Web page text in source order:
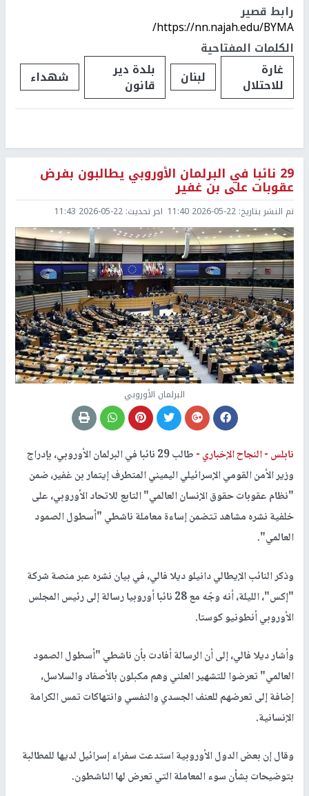
رابط قصير
https://nn.najah.edu/BYMA/
الكلمات المفتاحية
غارة
للاحتلال لبنان بلدة دير
قانون شهداء
29 نائبا في البرلمان الأوروبي يطالبون بفرض
عقوبات على بن غفير
تم النشر بتاريخ: 2026-05-22 11:40 اخر تحديث: 2026-05-22 11:43
البرلمان الأوروبي
نابلس -النجاح الإخباري -
طالب 29 نائبا في البرلمان الأوروبي، بإدراج
وزير الأمن القومي الإسرائيلي اليميني المتطرف إيتمار بن غفير، ضمن
"نظام عقوبات حقوق الإنسان العالمي" التابع للاتحاد الأوروبي، على
خلفية نشره مشاهد تتضمن إساءة معاملة ناشطي "أسطول الصمود
العالمي".
وذكر النائب الإيطالي دانيلو ديلا فالي، في بيان نشره عبر منصة شركة
"إكس"، الليلة، أنه وجّه مع 28 نائبا أوروبيا رسالة إلى رئيس المجلس
الأوروبي أنطونيو كوستا.
وأشار ديلا فالي، إلى أن الرسالة أفادت بأن ناشطي "أسطول الصمود
العالمي" تعرضوا للتشهير العلني وهم مكبلون بالأصفاد والسلاسل،
إضافة إلى تعرضهم للعنف الجسدي والنفسي وانتهاكات تمس الكرامة
الإنسانية.
وقال إن بعض الدول الأوروبية استدعت سفراء إسرائيل لديها للمطالبة
بتوضيحات بشأن سوء المعاملة التي تعرض لها الناشطون.